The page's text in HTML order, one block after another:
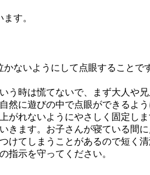
す。
ないようにして点眼すること
時は慌てないで、まず大人や
に遊びの中で点眼ができるよう
れないようにやさしく固定し
ます。お子さんが寝ている間に
てしまうことがあるので短く
指示を守ってください。